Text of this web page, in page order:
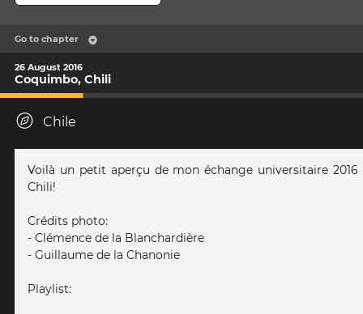
Go to chapter
26 August 2016
Coquimbo, Chili
Chile
Voilà un petit aperçu de mon échange universitaire 2016
Chili!
Crédits photo:
- Clémence de la Blanchardière
- Guillaume de la Chanonie
Playlist: